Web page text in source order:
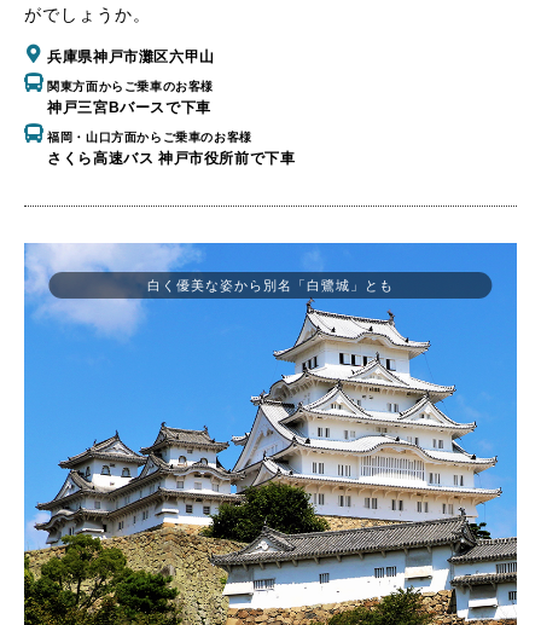
がでしょうか。
兵庫県神戸市灘区六甲山
関東方面からご乗車のお客様
神戸三宮Bバースで下車
福岡・山口方面からご乗車のお客様
さくら高速バス 神戸市役所前で下車
白く優美な姿から別名「白鷺城」とも